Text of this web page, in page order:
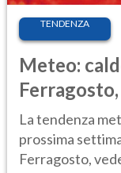
TENDENZA
Meteo:
Ecco dove
La tendenza
prossima
Ferragosto,